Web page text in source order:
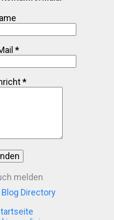
bis 1.834 Meter,
*
*
melden
Directory